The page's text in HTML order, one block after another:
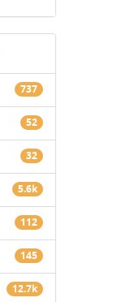
737
52
32
5.6k
112
145
12.7k